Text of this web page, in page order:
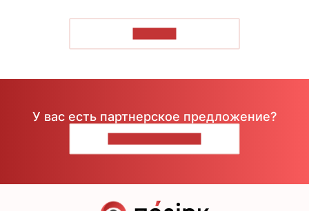
У вас есть партнерское предложение?